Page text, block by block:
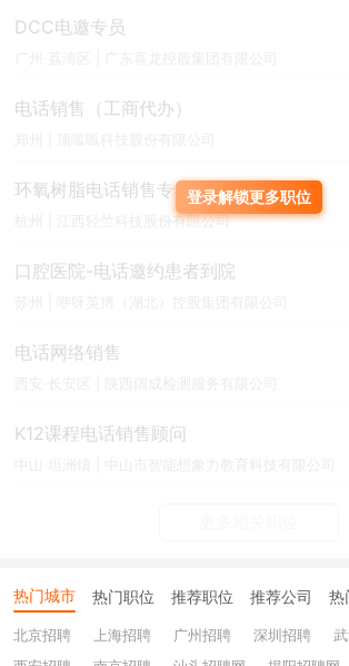
DCC电邀专员
电话销售（工商代办）
环氧树脂电话销售专员
杭州 | 江西轻竺科技股份有限公司
口腔医院-电话邀约患者到院
电话网络销售
K12课程电话销售顾问
登录解锁更多职位
热门城市 热门职位 推荐职位 推荐公司 热
北京招聘 上海招聘 广州招聘 深圳招聘